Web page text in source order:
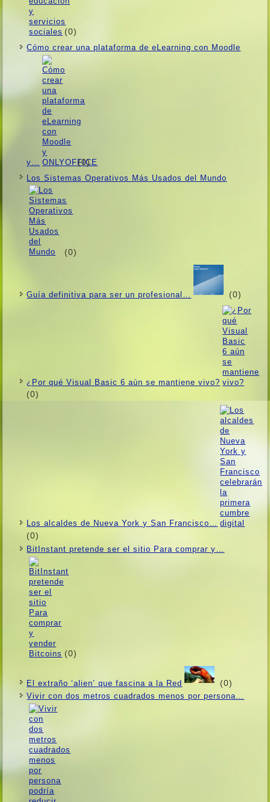
(0)
Cómo crear una plataforma de eLearning con Moodle
y… (0)
Los Sistemas Operativos Más Usados ​​del Mundo
(0)
Guí­a definitiva para ser un profesional… (0)
¿Por qué Visual Basic 6 aún se mantiene vivo?
(0)
Los alcaldes de Nueva York y San Francisco…
(0)
BitInstant pretende ser el sitio Para comprar y…
(0)
El extraño ‘alien’ que fascina a la Red (0)
Vivir con dos metros cuadrados menos por persona…